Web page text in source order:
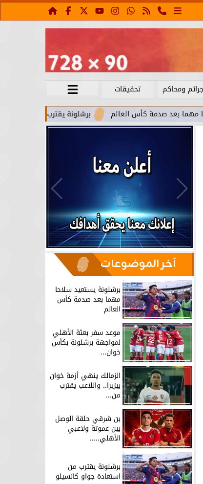
جرائم ومحاكم
تحقيقات
برشلونة يقترب من استعادة جواو كانسيلو
كأس العالم
آخر الموضوعات
برشلونة يستعيد سلاحا
مهما بعد صدمة كأس
العالم
موعد سفر بعثة الأهلي
لمواجهة برشلونة بكأس
خوان...
الزمالك ينهي أزمة خوان
بيزيرا.. واللاعب يقترب
من...
بن شرقي حلقة الوصل
بين عموتة ولاعبي
الأهلي.....
برشلونة يقترب من
استعادة جواو كانسيلو